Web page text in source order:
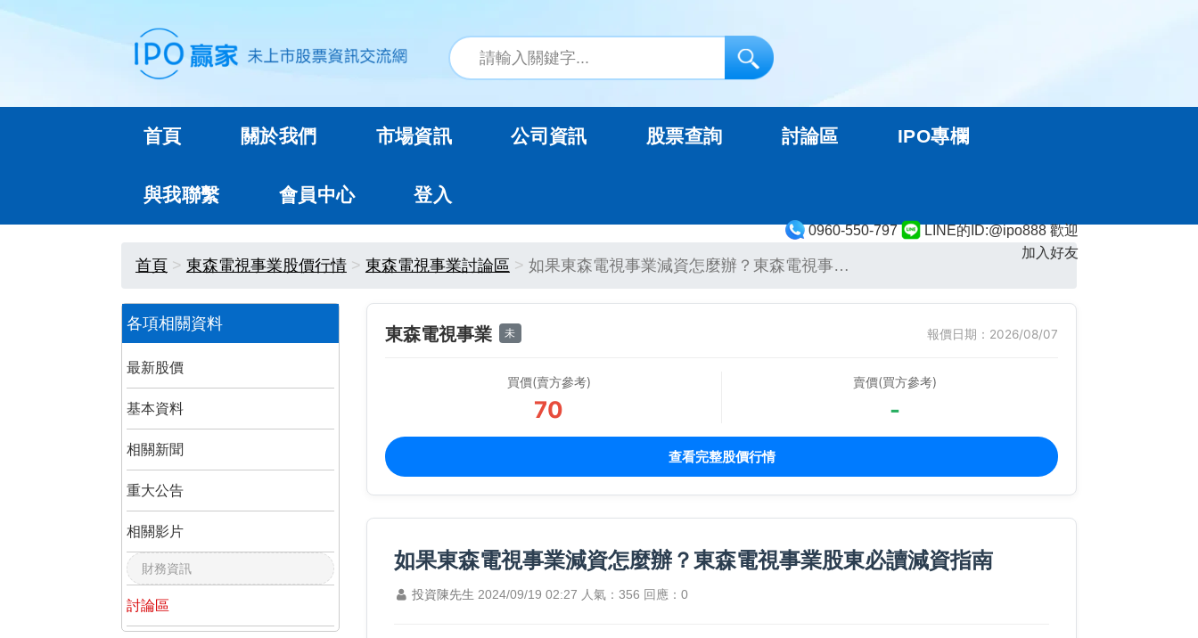
0960-550-797
LINE的ID:@ipo888 歡迎
加入好友
首頁 關於我們 市場資訊 公司資訊 股票查詢 討論區 IPO專欄
與我聯繫 會員中心 登入
首頁 東森電視事業股價行情 東森電視事業討論區 如果東森電視事業減資怎麼辦？東森電視事…
各項相關資料
最新股價
基本資料
相關新聞
重大公告
相關影片
財務資訊
討論區
東森電視事業 未 報價日期：2026/08/07
買價(賣方參考)
70
賣價(買方參考)
-
查看完整股價行情
如果東森電視事業減資怎麼辦？東森電視事業股東必讀減資指南
投資陳先生 2024/09/19 02:27 人氣：356 回應：0